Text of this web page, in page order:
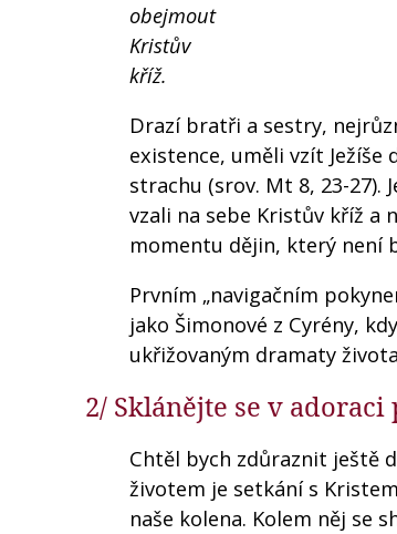
obejmout
Kristův
kříž.
Drazí bratři a sestry,
existence, uměli vzít
strachu (srov. Mt 8, 23-27).
vzali na sebe Kristův kříž a
momentu dějin, který není
Prvním „navigačním
jako Šimonové z Cyrény,
ukřižovaným dramaty
2/ Sklánějte se v
Chtěl bych zdůraznit ještě
životem je setkání s
naše kolena. Kolem něj se